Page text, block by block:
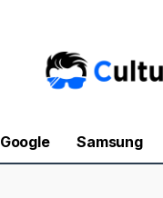
Google Samsung